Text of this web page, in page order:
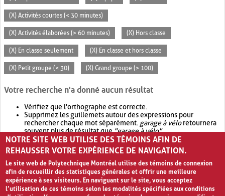
(X) Activités courtes (< 30 minutes)
(X) Activités élaborées (> 60 minutes) (X) Hors classe
(X) En classe seulement (X) En classe et hors classe
(X) Petit groupe (< 30) (X) Grand groupe (> 100)
Votre recherche n'a donné aucun résultat
Vérifiez que l'orthographe est correcte.
Supprimez les guillemets autour des expressions pour
rechercher chaque mot séparément. garage à véloretournera
souvent plus de résultat que"garage à vélo".
Envisagez d'élargir votre recherche avec OR.garage OR vélo
retournera souvent plus de résultat quegarage à vélo
NOTRE SITE WEB UTILISE DES TÉMOINS AFIN DE
REHAUSSER VOTRE EXPÉRIENCE DE NAVIGATION.
Le site web de Polytechnique Montréal utilise des témoins de connexion
afin de recueillir des statistiques générales et offrir une meilleure
expérience à ses visiteurs. En naviguant sur le site, vous acceptez
l’utilisation de ces témoins selon les modalités spécifiées aux conditions